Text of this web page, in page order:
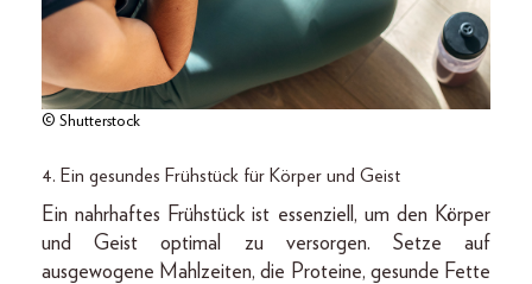
© Shutterstock
4. Ein gesundes Frühstück für Körper und Geist
Ein nahrhaftes Frühstück ist essenziell, um den Körper
und Geist optimal zu versorgen. Setze auf
ausgewogene Mahlzeiten, die Proteine, gesunde Fette